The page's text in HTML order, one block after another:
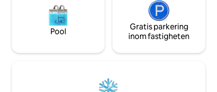
Pool
Gratis parkering
inom fastigheten